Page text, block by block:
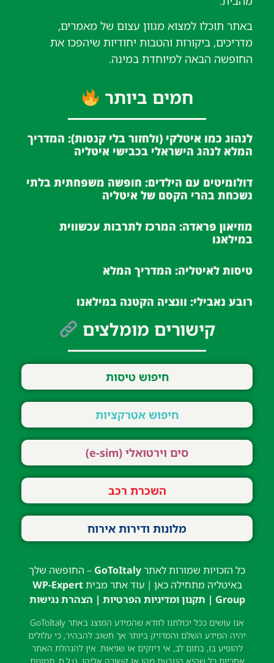
באתר תוכלו למצוא מגוון עצום של מאמרים,
מדריכים, ביקורות והטבות יחודיות שיהפכו את
החופשה הבאה למיוחדת במינה.
חמים ביותר
לנהוג כמו איטלקי (ולחזור בלי קנסות): המדריך
המלא לנהג הישראלי בכבישי איטליה
דולומיטים עם הילדים: חופשה משפחתית בלתי
נשכחת בהרי הקסם של איטליה
מוזיאון פראדה: המרכז לתרבות עכשווית
במילאנו
טיסות לאיטליה: המדריך המלא
רובע נאבילי: וונציה הקטנה במילאנו
קישורים מומלצים
חיפוש טיסות
חיפוש אטרקציות
סים וירטואלי (e-sim)
השכרת רכב
מלונות ודירות אירוח
כל הזכויות שמורות לאתרGoToItaly– החופשה שלך
באיטליה מתחילה כאן | עוד אתר מביתWP-Expert
Group
| תקנון ומדיניות הפרטיות | הצהרת נגישות
אנו עושים ככל יכולתנו לוודא שהמידע המוצג באתר GoToItaly
יהיה המידע השלם והמדויק ביותר אך חשוב להבהיר, כי עלולים
להופיע בו, בתום לב, אי דיוקים או שגיאות. אין להנהלת האתר
אחריות כל שהיא הנובעת מהן או קשורה אליהן. ט.ל.ח. תמונות